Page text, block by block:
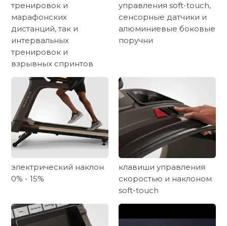
тренировок и
марафонских
дистанций, так и
интервальных
тренировок и
взрывных спринтов
управления soft-touch,
сенсорные датчики и
алюминиевые боковые
поручни
электрический наклон
0% - 15%
клавиши управления
скоростью и наклоном
soft-touch